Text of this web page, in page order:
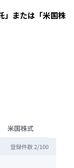
」または「米国株